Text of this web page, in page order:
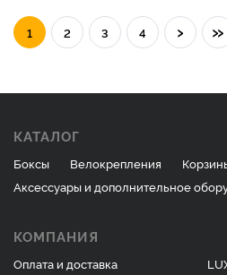
1 2 3 4 › »
КАТАЛОГ
Боксы Велокрепления
Аксессуары и дополнительное
КОМПАНИЯ
Оплата и доставка